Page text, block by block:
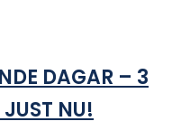
DAGAR – 3
NU!